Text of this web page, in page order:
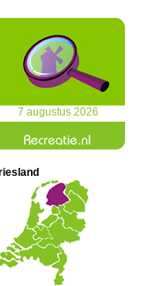
7 augustus 2026